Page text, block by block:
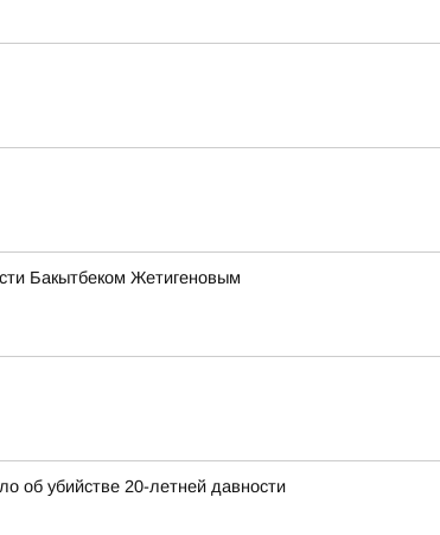
Бакытбеком Жетигеновым
об убийстве 20-летней давности